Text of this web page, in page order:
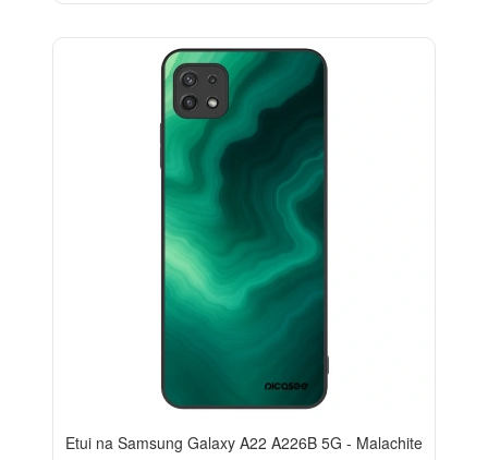
Etui na Samsung Galaxy A22 A226B 5G - Malachite